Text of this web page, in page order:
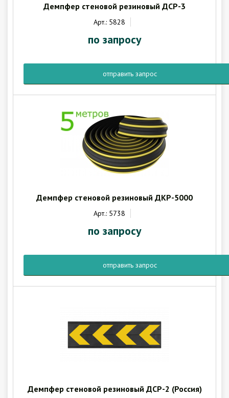
Демпфер стеновой резиновый ДСР-3
Арт.: 5828
по запросу
отправить запрос
Демпфер стеновой резиновый ДКР-5000
Арт.: 5738
по запросу
отправить запрос
Демпфер стеновой резиновый ДСР-2 (Россия)